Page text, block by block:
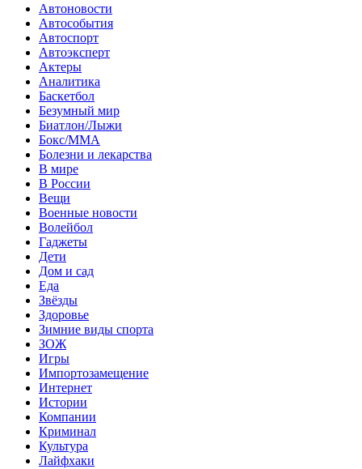
Автоновости
Автособытия
Автоспорт
Автоэксперт
Актеры
Аналитика
Баскетбол
Безумный мир
Биатлон/Лыжи
Бокс/MMA
Болезни и лекарства
В мире
В России
Вещи
Военные новости
Волейбол
Гаджеты
Дети
Дом и сад
Еда
Звёзды
Здоровье
Зимние виды спорта
ЗОЖ
Игры
Импортозамещение
Интернет
Истории
Компании
Криминал
Культура
Лайфхаки